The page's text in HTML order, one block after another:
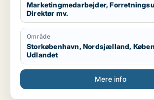
Marketingmedarbejder,
Direktør mv.
Område
Storkøbenhavn, Nordsjælland,
Udlandet
Mere info